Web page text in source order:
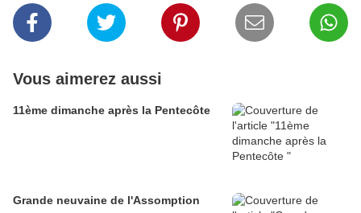
Vous aimerez aussi
11ème dimanche après la Pentecôte
Grande neuvaine de l'Assomption